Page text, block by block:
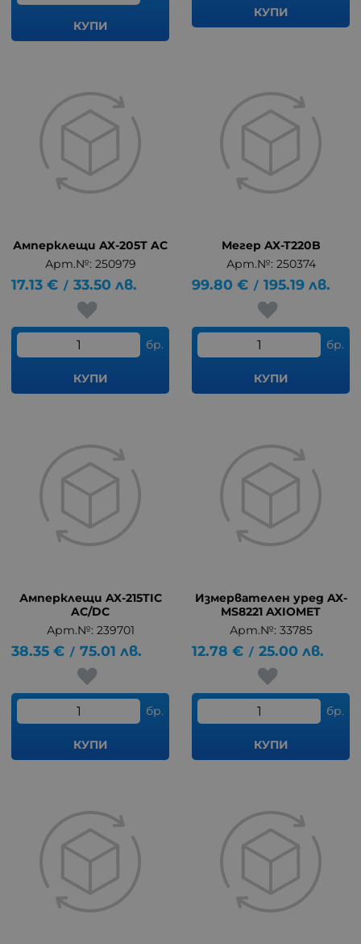
КУПИ
КУПИ
Амперклещи AX-205T AC
Арт.№: 250979
17.13 € / 33.50 лв.
бр.
КУПИ
Мегер AX-T220B
Арт.№: 250374
99.80 € / 195.19 лв.
бр.
КУПИ
Амперклещи AX-215TIC
AC/DC
Арт.№: 239701
38.35 € / 75.01 лв.
бр.
КУПИ
Измервателен уред AX-
MS8221 AXIOMET
Арт.№: 33785
12.78 € / 25.00 лв.
бр.
КУПИ